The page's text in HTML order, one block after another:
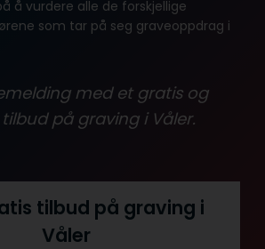
å vurdere alle de forskjellige
som tar på seg graveoppdrag i
med et gratis og
på graving i Våler.
tilbud på graving i
Våler